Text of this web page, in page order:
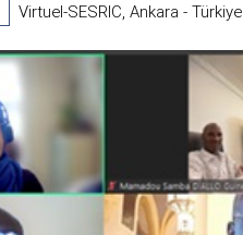
Virtuel-SESRIC, Ankara - Türkiye